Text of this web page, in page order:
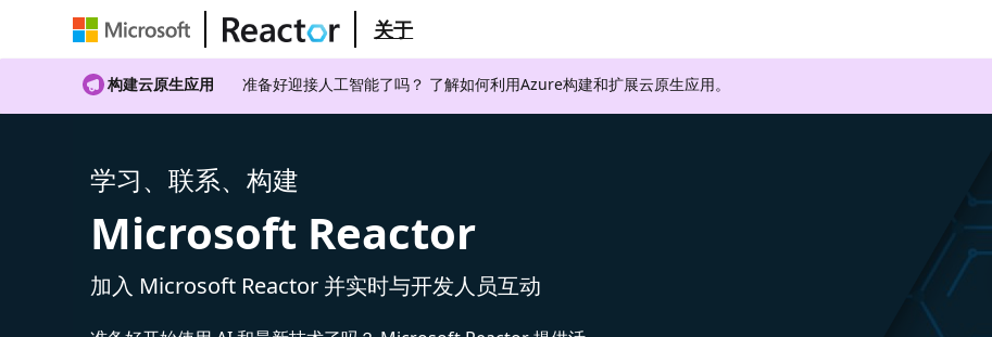
关于
构建云原生应用 准备好迎接人工智能了吗？ 了解如何利用Azure构建和扩展云原生应用。
学习、联系、构建
Microsoft Reactor
加入 Microsoft Reactor 并实时与开发人员互动